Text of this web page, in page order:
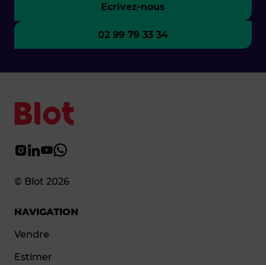
Ecrivez-nous
02 99 79 33 34
© Blot 2026
NAVIGATION
Vendre
Estimer